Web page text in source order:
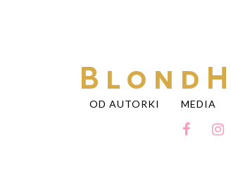
OD AUTORKI MEDIA